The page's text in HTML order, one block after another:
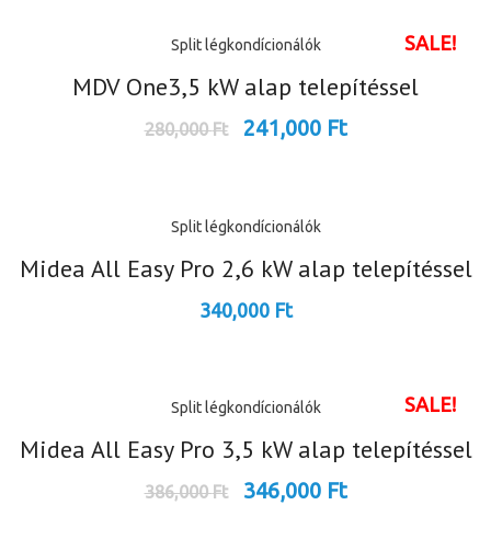
SALE!
Split légkondícionálók
MDV One3,5 kW alap telepítéssel
280,000Ft 241,000 Ft
Split légkondícionálók
Midea All Easy Pro 2,6 kW alap telepítéssel
340,000 Ft
SALE!
Split légkondícionálók
Midea All Easy Pro 3,5 kW alap telepítéssel
386,000Ft 346,000 Ft